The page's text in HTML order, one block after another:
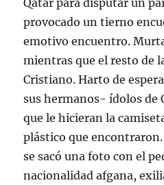
provocado un tierno
emotivo encuentro.
mientras que el resto de
Cristiano. Harto de
sus hermanos- ídolos de
que le hicieran la
plástico que
se sacó una foto con el
nacionalidad afgana,